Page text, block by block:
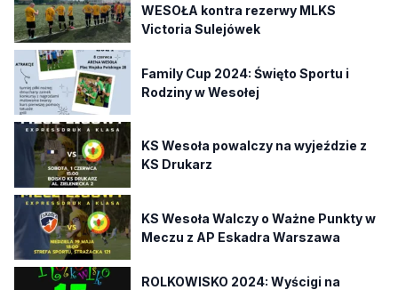
WESOŁA kontra rezerwy MLKS
Victoria Sulejówek
Family Cup 2024: Święto Sportu i
Rodziny w Wesołej
KS Wesoła powalczy na wyjeździe z
KS Drukarz
KS Wesoła Walczy o Ważne Punkty w
Meczu z AP Eskadra Warszawa
ROLKOWISKO 2024: Wyścigi na